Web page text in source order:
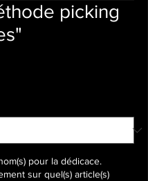
picking
pour la dédicace.
sur quel(s) article(s)